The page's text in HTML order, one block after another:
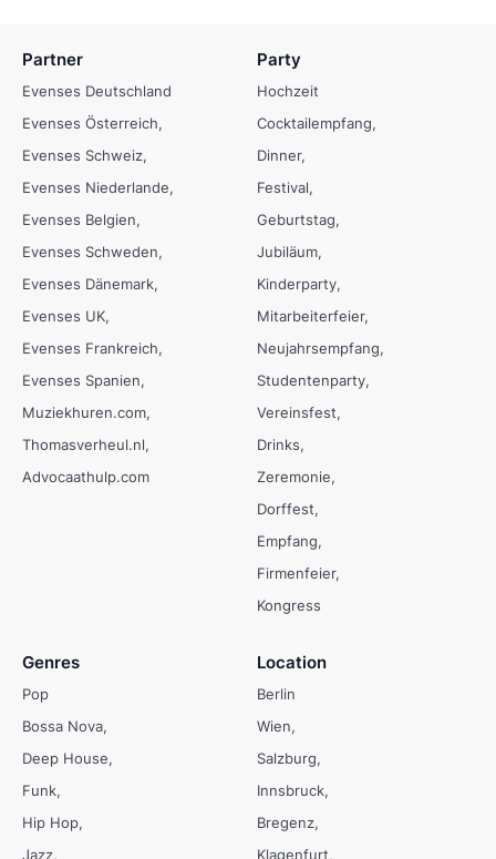
Partner
Evenses Deutschland
Evenses Österreich
Evenses Schweiz
Evenses Niederlande
Evenses Belgien
Evenses Schweden
Evenses Dänemark
Evenses UK
Evenses Frankreich
Evenses Spanien
Muziekhuren.com
Thomasverheul.nl
Advocaathulp.com
Party
Hochzeit
Cocktailempfang
Dinner
Festival
Geburtstag
Jubiläum
Kinderparty
Mitarbeiterfeier
Neujahrsempfang
Studentenparty
Vereinsfest
Drinks
Zeremonie
Dorffest
Empfang
Firmenfeier
Kongress
Genres
Pop
Bossa Nova
Deep House
Funk
Hip Hop
Jazz
Location
Berlin
Wien
Salzburg
Innsbruck
Bregenz
Klagenfurt